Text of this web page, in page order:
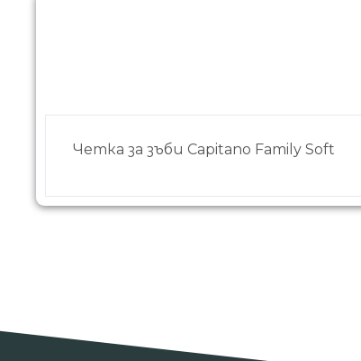
Четка за зъби Capitano Family Soft